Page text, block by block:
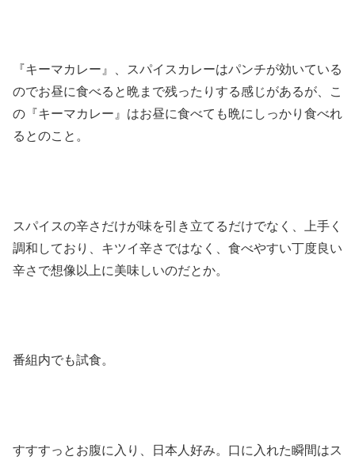
『キーマカレー』、スパイスカレーはパンチが効いている
のでお昼に食べると晩まで残ったりする感じがあるが、こ
の『キーマカレー』はお昼に食べても晩にしっかり食べれ
るとのこと。
スパイスの辛さだけが味を引き立てるだけでなく、上手く
調和しており、キツイ辛さではなく、食べやすい丁度良い
辛さで想像以上に美味しいのだとか。
番組内でも試食。
すすすっとお腹に入り、日本人好み。口に入れた瞬間はス